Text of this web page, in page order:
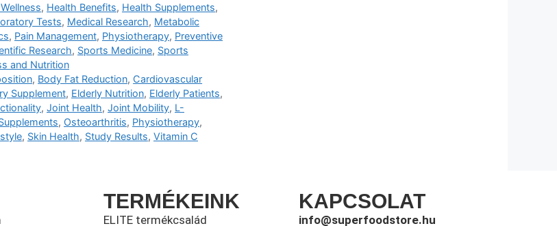
, Health Benefits, Health Supplements,
Tests, Medical Research, Metabolic
, Pain Management, Physiotherapy, Preventive
Research, Sports Medicine, Sports
and Nutrition
, Body Fat Reduction, Cardiovascular
Supplement, Elderly Nutrition, Elderly Patients,
, Joint Health, Joint Mobility, L-
, Osteoarthritis, Physiotherapy,
, Skin Health, Study Results, Vitamin C
TERMÉKEINK
ELITE termékcsalád
KAPCSOLAT
info@superfoodstore.hu